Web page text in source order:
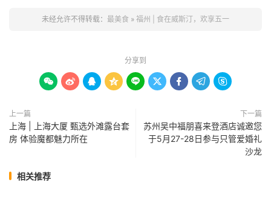
未经允许不得转载： 最美食 » 福州 | 食在威斯汀，欢享五一
分享到
        
上一篇
上海 | 上海大厦 甄选外滩露台套
房 体验魔都魅力所在
下一篇
苏州吴中福朋喜来登酒店诚邀您
于5月27-28日参与只管爱婚礼
沙龙
相关推荐